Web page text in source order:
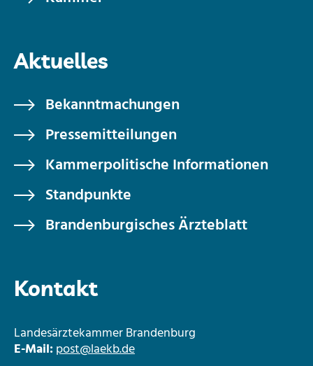
Aktuelles
Bekanntmachungen
Pressemitteilungen
Kammerpolitische Informationen
Standpunkte
Brandenburgisches Ärzteblatt
Kontakt
Landesärztekammer Brandenburg
E-Mail:post@laekb.de